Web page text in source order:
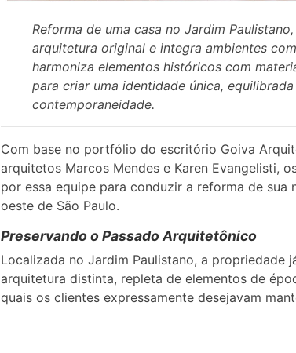
Reforma de uma casa no Jardim
arquitetura original e integra ambientes
harmoniza elementos históricos com
para criar uma identidade única,
contemporaneidade.
Com base no portfólio do escritório Goiva
arquitetos Marcos Mendes e Karen Evangelisti,
por essa equipe para conduzir a reforma de sua
oeste de São Paulo.
Preservando o Passado Arquitetônico
Localizada no Jardim Paulistano, a propriedade
arquitetura distinta, repleta de elementos de
quais os clientes expressamente desejavam